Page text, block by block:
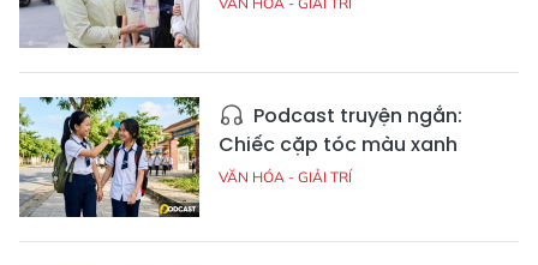
Podcast truyện ngắn:
Chiếc cặp tóc màu xanh
VĂN HÓA - GIẢI TRÍ